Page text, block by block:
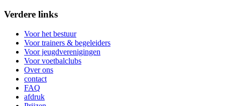
Verdere links
Voor het bestuur
Voor trainers & begeleiders
Voor jeugdverenigingen
Voor voetbalclubs
Over ons
contact
FAQ
afdruk